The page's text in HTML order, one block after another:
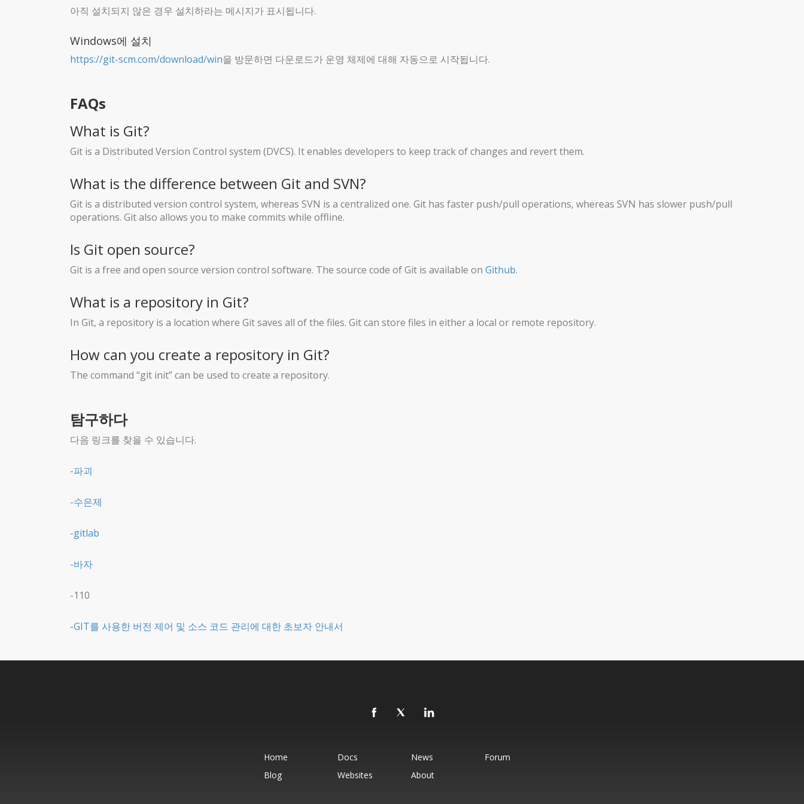
아직 설치되지 않은 경우 설치하라는 메시지가 표시됩니다.
Windows에 설치
https://git-scm.com/download/win을 방문하면 다운로드가 운영 체제에 대해 자동으로 시작됩니다.
FAQs
What is Git?
Git is a Distributed Version Control system (DVCS). It enables developers to keep track of changes and revert them.
What is the difference between Git and SVN?
Git is a distributed version control system, whereas SVN is a centralized one. Git has faster push/pull operations, whereas SVN has slower push/pull
operations. Git also allows you to make commits while offline.
Is Git open source?
Git is a free and open source version control software. The source code of Git is available on Github.
What is a repository in Git?
In Git, a repository is a location where Git saves all of the files. Git can store files in either a local or remote repository.
How can you create a repository in Git?
The command “git init” can be used to create a repository.
탐구하다
다음 링크를 찾을 수 있습니다.
-파괴
-수은제
-gitlab
-바자
-110
-GIT를 사용한 버전 제어 및 소스 코드 관리에 대한 초보자 안내서
Home Docs News
Forum
Blog
Websites About